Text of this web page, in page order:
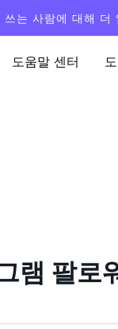
쓰는 사람에 대해 더
도움말 센터
램 팔로